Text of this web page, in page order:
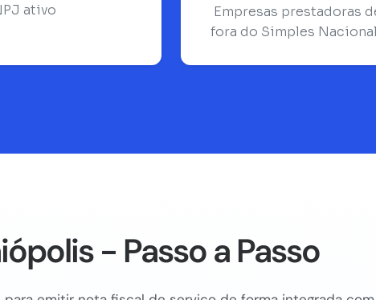
ativo
Empresas prestadoras
fora do Simples
- Passo a Passo